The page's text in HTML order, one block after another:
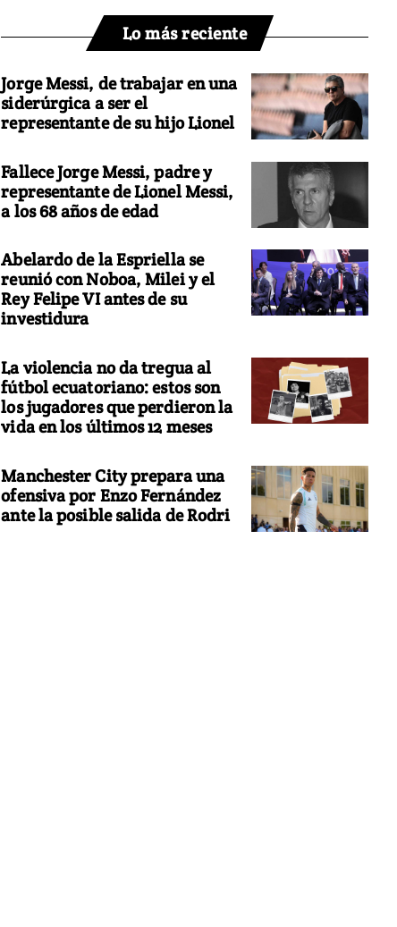
Lo más reciente
Jorge Messi, de trabajar en una
siderúrgica a ser el
representante de su hijo Lionel
Fallece Jorge Messi, padre y
representante de Lionel Messi,
a los 68 años de edad
Abelardo de la Espriella se
reunió con Noboa, Milei y el
Rey Felipe VI antes de su
investidura
La violencia no da tregua al
fútbol ecuatoriano: estos son
los jugadores que perdieron la
vida en los últimos 12 meses
Manchester City prepara una
ofensiva por Enzo Fernández
ante la posible salida de Rodri